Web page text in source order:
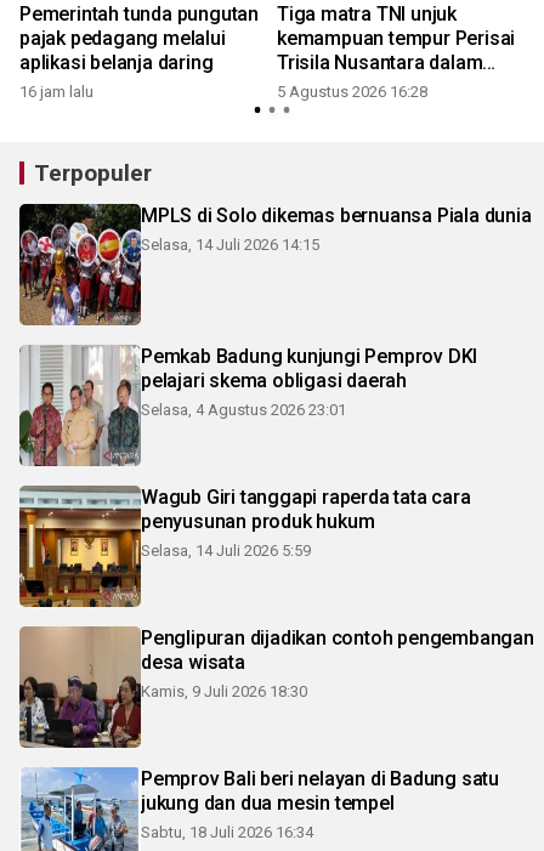
Pemerintah tunda pungutan
pajak pedagang melalui
aplikasi belanja daring
16 jam lalu
Tiga matra TNI unjuk
kemampuan tempur Perisai
Trisila Nusantara dalam
latihan di Kepri
5 Agustus 2026 16:28
Terpopuler
MPLS di Solo dikemas bernuansa Piala dunia
Selasa, 14 Juli 2026 14:15
Pemkab Badung kunjungi Pemprov DKI
pelajari skema obligasi daerah
Selasa, 4 Agustus 2026 23:01
Wagub Giri tanggapi raperda tata cara
penyusunan produk hukum
Selasa, 14 Juli 2026 5:59
Penglipuran dijadikan contoh pengembangan
desa wisata
Kamis, 9 Juli 2026 18:30
Pemprov Bali beri nelayan di Badung satu
jukung dan dua mesin tempel
Sabtu, 18 Juli 2026 16:34